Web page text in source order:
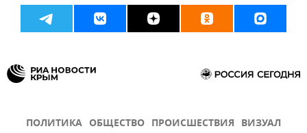
ПОЛИТИКА ОБЩЕСТВО ПРОИСШЕСТВИЯ ВИЗУАЛ